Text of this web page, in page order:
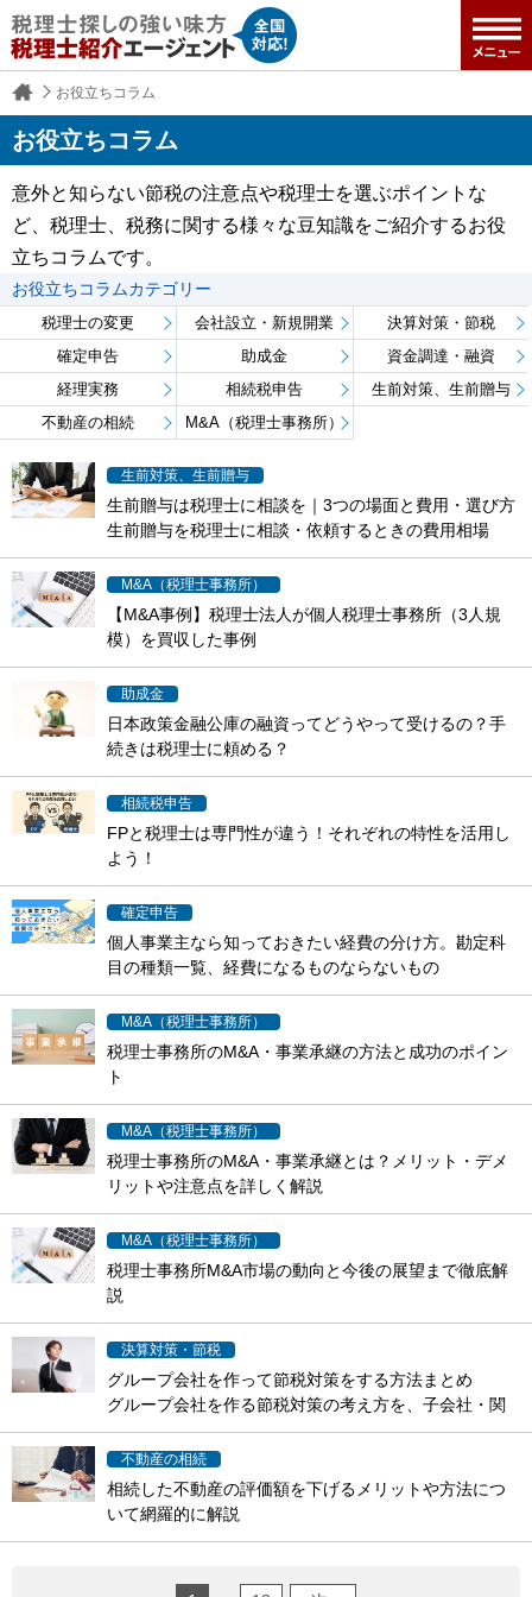
お役立ちコラム
お役立ちコラム
意外と知らない節税の注意点や税理士を選ぶポイントな
ど、税理士、税務に関する様々な豆知識をご紹介するお役
立ちコラムです。
お役立ちコラムカテゴリー
税理士の変更 会社設立・新規開業
決算対策・節税
確定申告
助成金
資金調達・融資
経理実務
相続税申告
生前対策、生前贈与
不動産の相続
M&A（税理士事務所）
生前対策、生前贈与
生前贈与は税理士に相談を｜3つの場面と費用・選び方
生前贈与を税理士に相談・依頼するときの費用相場
と、無料相談を上手に使う...
M&A（税理士事務所）
【M&A事例】税理士法人が個人税理士事務所（3人規
模）を買収した事例
税理士法人による個人税理士事務所買収事例から、売
却背景や条件、スタッフ...
助成金
日本政策金融公庫の融資ってどうやって受けるの？手
続きは税理士に頼める？
日本政策金融公庫の融資は、手続きの流れや税理士に
相談できる範囲を知り、...
相続税申告
FPと税理士は専門性が違う！それぞれの特性を活用し
よう！
FPと税理士の違いを、家計相談と税務代理の役割から
比較し、相談前に依頼...
確定申告
個人事業主なら知っておきたい経費の分け方。勘定科
目の種類一覧、経費になるものならないもの
個人事業主の経費の分け方と勘定科目を知り、経費に
なるもの・ならないもの...
M&A（税理士事務所）
税理士事務所のM&A・事業承継の方法と成功のポイン
ト
税理士事務所のM&A・事業承継の方法と、メリット、
手続きの流れ、成功に...
M&A（税理士事務所）
税理士事務所のM&A・事業承継とは？メリット・デメ
リットや注意点を詳しく解説
税理士事務所のM&A・事業承継とは何か、メリット・
デメリットと進める際...
M&A（税理士事務所）
税理士事務所M&A市場の動向と今後の展望まで徹底解
説
税理士事務所M&A市場の動向を、高齢化や後継者不
足、技術革新の背景と今...
決算対策・節税
グループ会社を作って節税対策をする方法まとめ
グループ会社を作る節税対策の考え方を、子会社・関
連会社の違いや会計処理...
不動産の相続
相続した不動産の評価額を下げるメリットや方法につ
いて網羅的に解説
相続した不動産の評価額を下げるメリットと、減額で